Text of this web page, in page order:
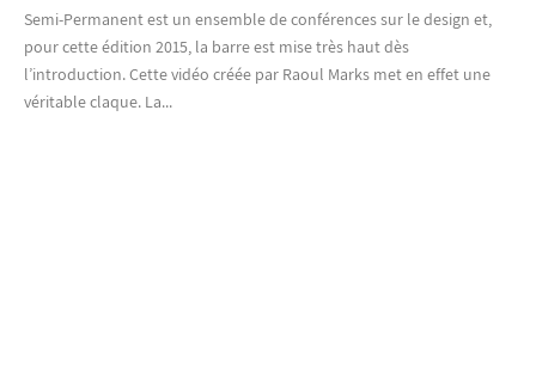
Semi-Permanent est un ensemble de conférences sur le design et,
pour cette édition 2015, la barre est mise très haut dès
l’introduction. Cette vidéo créée par Raoul Marks met en effet une
véritable claque. La...